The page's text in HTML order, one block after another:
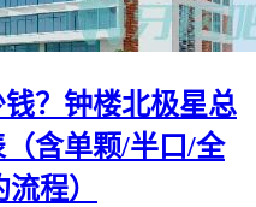
？钟楼北极星总
（含单颗/半口/全
程）